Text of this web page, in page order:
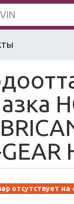
отсутствует на